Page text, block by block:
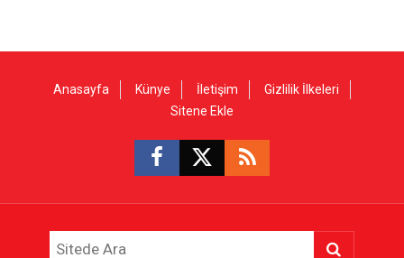
Anasayfa Künye İletişim
Gizlilik İlkeleri
Sitene Ekle